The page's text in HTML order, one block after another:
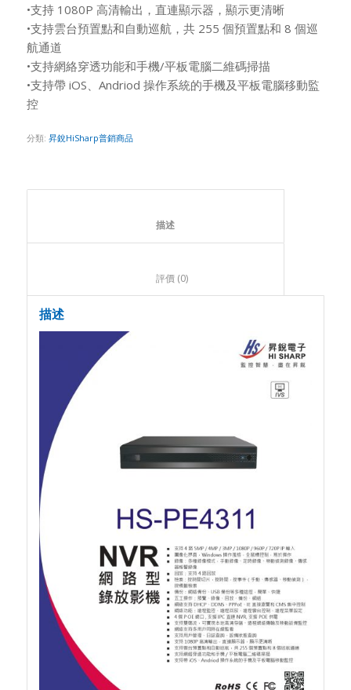
•支持 1080P 高清輸出，直連顯示器，顯示更清晰
•支持雲台預置點和自動巡航，共 255 個預置點和 8 個巡
航通道
•支持網絡穿透功能和手機/平板電腦二維碼掃描
•支持帶 iOS、Andriod 操作系統的手機及平板電腦移動監
控
分類: 昇銳HiSharp普銷商品
						描述
						評價 (0)
描述